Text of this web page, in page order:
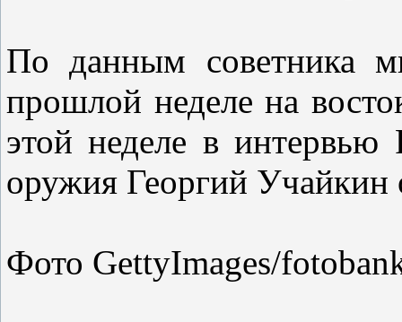
По данным советника
прошлой неделе на
этой неделе в интервью
оружия Георгий Учайкин
Фото GettyImages/